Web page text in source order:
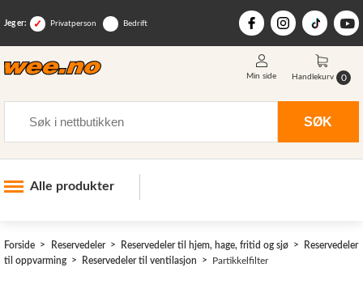
Jeg er: Privatperson Bedrift
SØK
Min side Handlekurv 0
Alle produkter
Skogsutstyr
Forside Reservedeler Reservedeler til hjem, hage, fritid og sjø
Reservedeler
til oppvarming
Reservedeler til ventilasjon Partikkelfilter